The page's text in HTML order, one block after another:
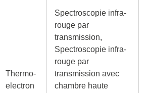
Thermo-
electron
Spectroscopie infra-
rouge par
transmission,
Spectroscopie infra-
rouge par
transmission avec
chambre haute